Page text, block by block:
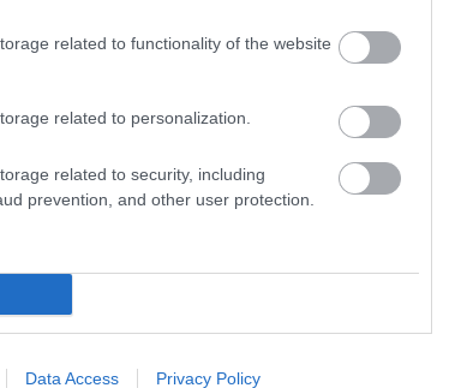
related to functionality of the website
related to personalization.
related to security, including
prevention, and other user protection.
Data Access Privacy Policy
tapasztalhattunk.